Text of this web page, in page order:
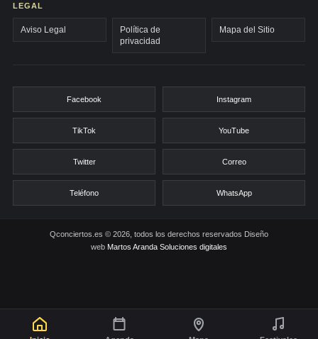
LEGAL
Aviso Legal
Política de
privacidad
Mapa del Sitio
Facebook Instagram
TikTok YouTube
Twitter Correo
Teléfono WhatsApp
Qconciertos.es © 2026, todos los derechos reservados Diseño
web Martos Aranda Soluciones digitales